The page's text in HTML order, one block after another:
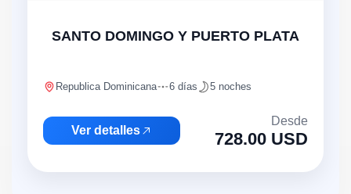
SANTO DOMINGO Y PUERTO PLATA
Republica Dominicana 6 días 5 noches
Ver detalles
Desde
728.00 USD